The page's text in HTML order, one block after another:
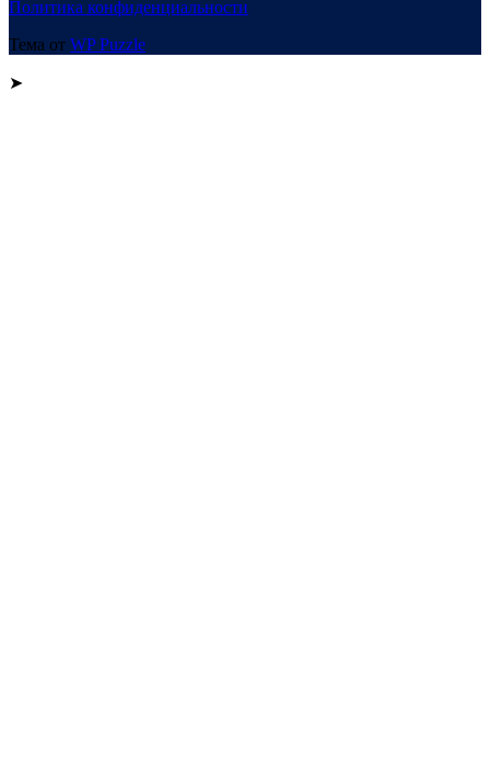
Политика конфиденциальности
Тема от WP Puzzle
➤